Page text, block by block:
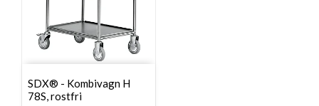
SDX® - Kombivagn H
78S, rostfri